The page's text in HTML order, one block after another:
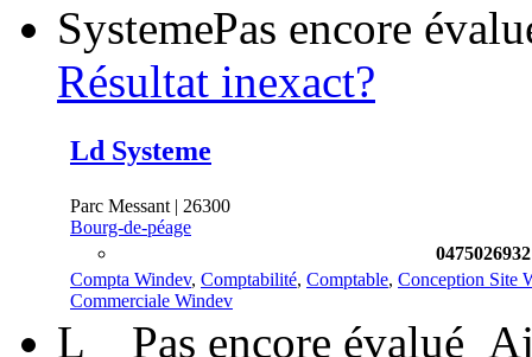
Pas encore
Résultat inexact?
Ld Systeme
Parc Messant | 26300
Bourg-de-péage
0475026932
Compta Windev, Comptabilité, Comptable, Conception Site
Commerciale Windev
L Pas encore évalué